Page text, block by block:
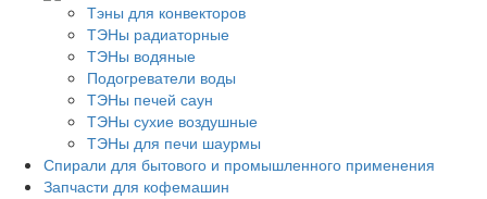
Тэны для конвекторов
ТЭНы радиаторные
ТЭНы водяные
Подогреватели воды
ТЭНы печей саун
ТЭНы сухие воздушные
ТЭНы для печи шаурмы
Спирали для бытового и промышленного применения
Запчасти для кофемашин